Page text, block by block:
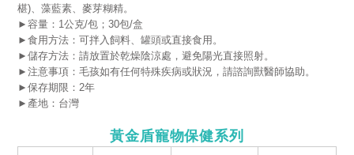
椹)、藻藍素、麥芽糊精。
►容量：1公克/包；30包/盒
►食用方法：可拌入飼料、罐頭或直接食用。
►儲存方法：請放置於乾燥陰涼處，避免陽光直接照射。
►注意事項：毛孩如有任何特殊疾病或狀況，請諮詢獸醫師協助。
►保存期限：2年
►產地：台灣
黃金盾寵物保健系列